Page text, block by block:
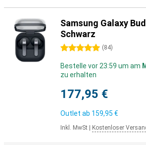
Samsung Galaxy
Schwarz
5 Sterne (84)
Bestelle vor 23:59 um am
zu erhalten
177,95 €
Outlet ab 159,95 €
Inkl. MwSt Kostenloser